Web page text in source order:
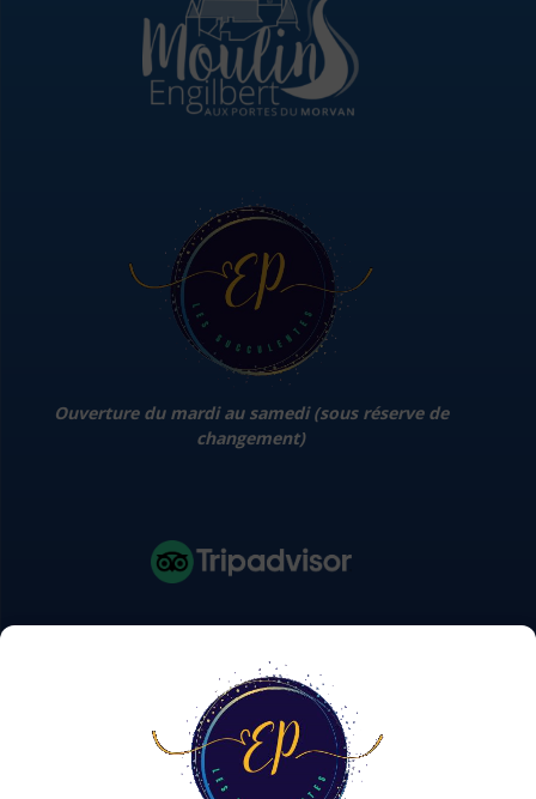
Ouverture du mardi au samedi (sous réserve de
changement)